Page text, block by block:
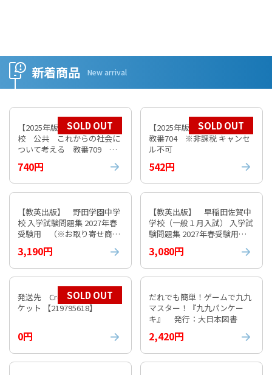
新着商品 New arrival
【2025年版】 数研 高等学
校 公共 これからの社会に
ついて考える 教番709 ※
740円
SOLD OUT
【2025年版】 数研 倫理
教番704 ※非課税 キャンセ
ル不可
542円
SOLD OUT
【教英出版】 野田学園中学
校 入学試験問題集 2027年春
受験用 （※お取り寄せ商
3,190円
【教英出版】 早稲田佐賀中
学校（一般１月入試） 入学試
験問題集 2027年春受験用
（※お取り寄せ商品）
3,080円
発送先 Croatia 国際エアパ
ケット 【219795618】
0円
SOLD OUT
だれでも簡単！ゲームで九九
マスター！『九九パンケー
キ』 発行：大日本図書
2,420円